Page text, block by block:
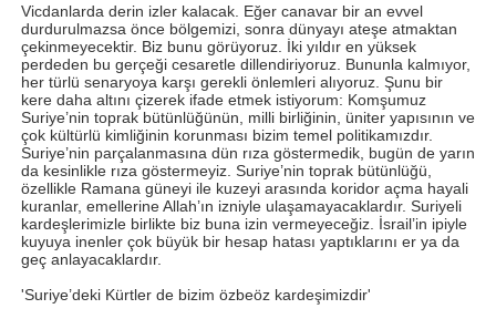
Vicdanlarda derin izler kalacak. Eğer canavar bir an evvel
durdurulmazsa önce bölgemizi, sonra dünyayı ateşe atmaktan
çekinmeyecektir. Biz bunu görüyoruz. İki yıldır en yüksek
perdeden bu gerçeği cesaretle dillendiriyoruz. Bununla kalmıyor,
her türlü senaryoya karşı gerekli önlemleri alıyoruz. Şunu bir
kere daha altını çizerek ifade etmek istiyorum: Komşumuz
Suriye’nin toprak bütünlüğünün, milli birliğinin, üniter yapısının ve
çok kültürlü kimliğinin korunması bizim temel politikamızdır.
Suriye’nin parçalanmasına dün rıza göstermedik, bugün de yarın
da kesinlikle rıza göstermeyiz. Suriye’nin toprak bütünlüğü,
özellikle Ramana güneyi ile kuzeyi arasında koridor açma hayali
kuranlar, emellerine Allah’ın izniyle ulaşamayacaklardır. Suriyeli
kardeşlerimizle birlikte biz buna izin vermeyeceğiz. İsrail’in ipiyle
kuyuya inenler çok büyük bir hesap hatası yaptıklarını er ya da
geç anlayacaklardır.
'Suriye’deki Kürtler de bizim özbeöz kardeşimizdir'